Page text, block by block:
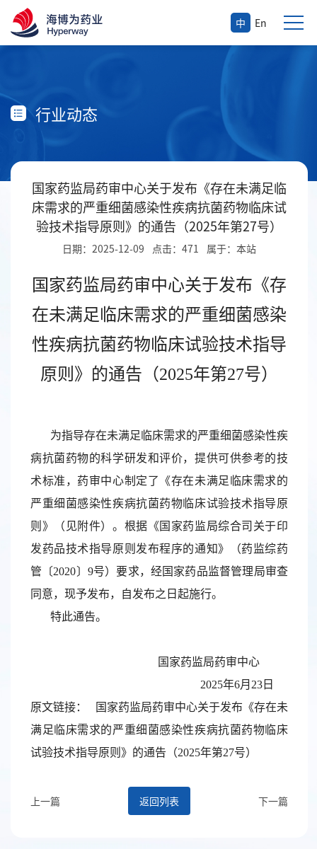
中 En
行业动态
国家药监局药审中心关于发布《存在未满足临
床需求的严重细菌感染性疾病抗菌药物临床试
验技术指导原则》的通告（2025年第27号）
日期：2025-12-09 点击：471 属于：本站
国家药监局药审中心关于发布《存
在未满足临床需求的严重细菌感染
性疾病抗菌药物临床试验技术指导
原则》的通告（2025年第27号）
为指导存在未满足临床需求的严重细菌感染性疾
病抗菌药物的科学研发和评价，提供可供参考的技
术标准，药审中心制定了《存在未满足临床需求的
严重细菌感染性疾病抗菌药物临床试验技术指导原
则》（见附件）。根据《国家药监局综合司关于印
发药品技术指导原则发布程序的通知》（药监综药
管〔2020〕9号）要求，经国家药品监督管理局审查
同意，现予发布，自发布之日起施行。
特此通告。
国家药监局药审中心
2025年6月23日
原文链接：
国家药监局药审中心关于发布《存在未
满足临床需求的严重细菌感染性疾病抗菌药物临床
试验技术指导原则》的通告（2025年第27号）
上一篇 下一篇
返回列表